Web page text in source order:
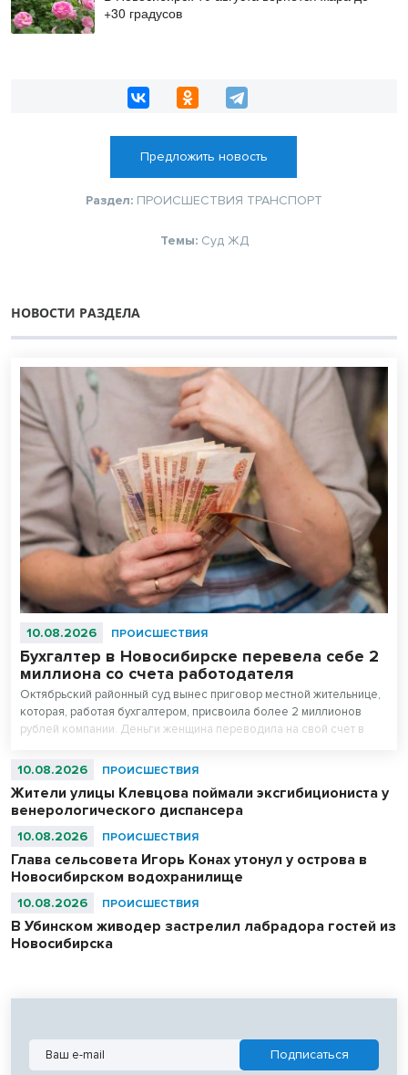
+30 градусов
Предложить новость
Раздел: ПРОИСШЕСТВИЯ ТРАНСПОРТ
Темы: Суд ЖД
НОВОСТИ РАЗДЕЛА
10.08.2026 ПРОИСШЕСТВИЯ
Бухгалтер в Новосибирске перевела себе 2
миллиона со счета работодателя
Октябрьский районный суд вынес приговор местной жительнице,
которая, работая бухгалтером, присвоила более 2 миллионов
рублей компании. Деньги женщина переводила на свой счет в
10.08.2026 ПРОИСШЕСТВИЯ
Жители улицы Клевцова поймали эксгибициониста у
венерологического диспансера
10.08.2026 ПРОИСШЕСТВИЯ
Глава сельсовета Игорь Конах утонул у острова в
Новосибирском водохранилище
10.08.2026 ПРОИСШЕСТВИЯ
В Убинском живодер застрелил лабрадора гостей из
Новосибирска